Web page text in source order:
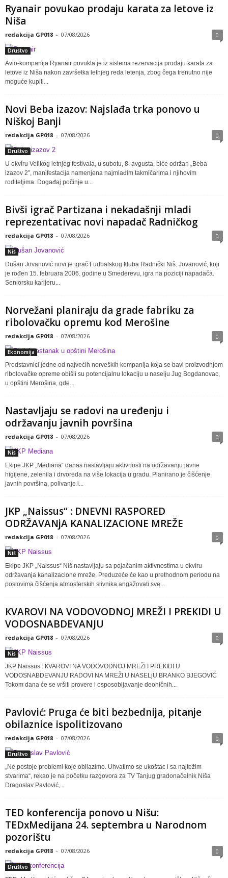
Ryanair povukao prodaju karata za letove iz
Niša
redakcija GP018 - 07/08/2026 0
Društvo
Avio-kompanija Ryanair povukla je iz sistema rezervacija prodaju karata za
letove iz Niša nakon završetka letnjeg reda letenja, zbog čega trenutno nije
moguće kupiti...
Novi Beba izazov: Najslađa trka ponovo u
Niškoj Banji
redakcija GP018 - 07/08/2026 0
Društvo
U okviru Velikog letnjeg festivala, u subotu, 8. avgusta, biće održan „Beba
izazov 2”, manifestacija namenjena najmlađim takmičarima i njihovim
roditeljima. Događaj počinje u...
Bivši igrač Partizana i nekadašnji mladi
reprezentativac novi napadač Radničkog
redakcija GP018 - 07/08/2026 0
Niš
Dušan Jovanović novi je igrač Fudbalskog kluba Radnički Niš. Jovanović, koji
je rođen 15. februara 2006. godine u Smederevu, igra na poziciji napadača.
Seniorsku karijeru...
Norvežani planiraju da grade fabriku za
ribolovačku opremu kod Merošine
redakcija GP018 - 07/08/2026 0
Ekonomija
Predstavnici jedne od najvećih norveških kompanija koja se bavi proizvodnjom
ribolovačke opreme obišli su potencijalnu lokaciju u naselju Jug Bogdanovac,
u opštini Merošina, gde...
Nastavljaju se radovi na uređenju i
održavanju javnih površina
redakcija GP018 - 07/08/2026 0
Niš
Ekipe JKP „Mediana“ danas nastavljaju aktivnosti na održavanju javne
higijene, zelenila i drvoreda na više lokacija u gradu. Planirano je čišćenje
javnih površina, polivanje i...
JKP „Naissus“ : DNEVNI RASPORED
ODRŽAVANjA KANALIZACIONE MREŽE
redakcija GP018 - 07/08/2026 0
Niš
Ekipe JKP „Naissus“ Niš nastavljaju sa pojačanim aktivnostima u okviru
održavanja kanalizacione mreže. Preduzeće će kao u prethodnom periodu na
poslovima čišćenja atmosferskih slivnika angažovati sve...
КVAROVI NA VODOVODNOJ MREŽI I PREКIDI U
VODOSNABDEVANJU
redakcija GP018 - 07/08/2026 0
Niš
JKP Naissus : КVAROVI NA VODOVODNOJ MREŽI I PREКIDI U
VODOSNABDEVANJU RADOVI NA MREŽI U NASELjU BRANKO BJEGOVIĆ
Tokom dana će se vršiti provere i osposobljavanje deoničnih...
Pavlović: Pruga će biti bezbednija, pitanje
obilaznice ispolitizovano
redakcija GP018 - 07/08/2026 0
Društvo
„Ne postoje problemi koje obilazimo. Uhvatimo se ukoštac i sa najtežim
stvarima“, rekao je na početku razgovora za TV Tanjug gradonačelnik Niša
Dragoslav Pavlović,...
TED konferencija ponovo u Nišu:
TEDxMedijana 24. septembra u Narodnom
pozorištu
redakcija GP018 - 07/08/2026 0
Društvo